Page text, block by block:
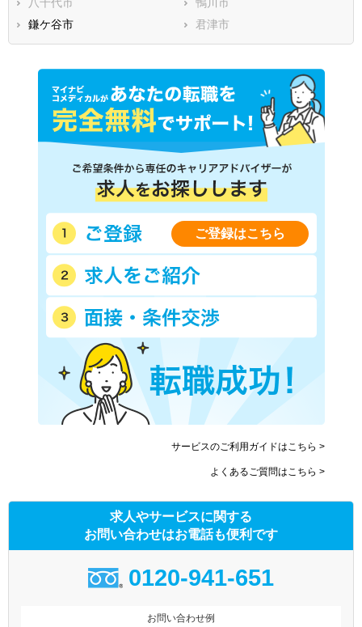
鎌ケ谷市
君津市
ご登録はこちら
サービスのご利用ガイドはこちら >
よくあるご質問はこちら >
求人やサービスに関する
お問い合わせはお電話も便利です
0120-941-651
お問い合わせ例